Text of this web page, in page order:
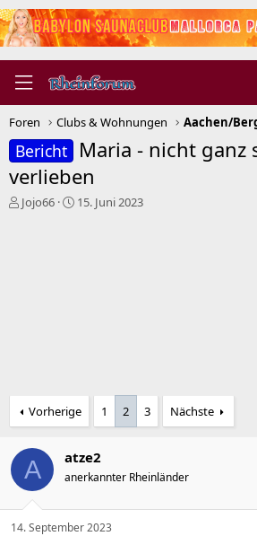
Foren Clubs & Wohnungen
Bericht
Maria - nicht ganz
verlieben
E
Jojo66
E15. Juni 2023
Vorherige 1 2 3 Nächste
A atze2
anerkannter Rheinländer
14. September 2023